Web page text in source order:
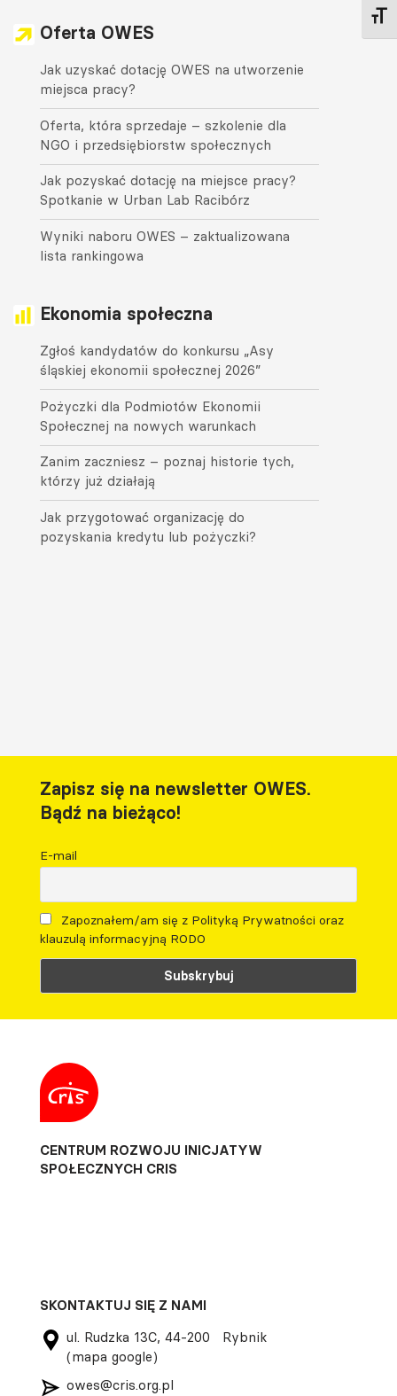
Oferta OWES
Jak uzyskać dotację OWES na utworzenie
miejsca pracy?
Oferta, która sprzedaje – szkolenie dla
NGO i przedsiębiorstw społecznych
Jak pozyskać dotację na miejsce pracy?
Spotkanie w Urban Lab Racibórz
Wyniki naboru OWES – zaktualizowana
lista rankingowa
Ekonomia społeczna
Zgłoś kandydatów do konkursu „Asy
śląskiej ekonomii społecznej 2026”
Pożyczki dla Podmiotów Ekonomii
Społecznej na nowych warunkach
Zanim zaczniesz – poznaj historie tych,
którzy już działają
Jak przygotować organizację do
pozyskania kredytu lub pożyczki?
Zapisz się na newsletter OWES.
Bądź na bieżąco!
E-mail
Zapoznałem/am się z Polityką Prywatności oraz
klauzulą informacyjną RODO
CENTRUM ROZWOJU INICJATYW
SPOŁECZNYCH CRIS
SKONTAKTUJ SIĘ Z NAMI
ul. Rudzka 13C, 44-200 Rybnik
(mapa google)
owes@cris.org.pl